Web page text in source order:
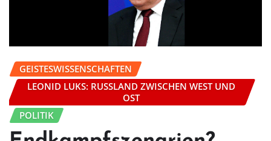
GEISTESWISSENSCHAFTEN
LEONID LUKS: RUSSLAND ZWISCHEN WEST UND
OST
POLITIK